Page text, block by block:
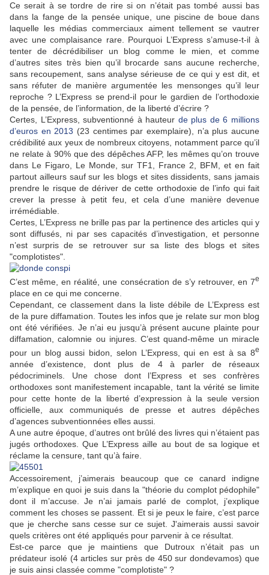
Ce serait à se tordre de rire si on n’était pas tombé aussi bas
dans la fange de la pensée unique, une piscine de boue dans
laquelle les médias commerciaux aiment tellement se vautrer
avec une complaisance rare. Pourquoi L’Express s’amuse-t-il à
tenter de décrédibiliser un blog comme le mien, et comme
d’autres sites très bien qu’il brocarde sans aucune recherche,
sans recoupement, sans analyse sérieuse de ce qui y est dit, et
sans réfuter de manière argumentée les mensonges qu’il leur
reproche ? L’Express se prend-il pour le gardien de l’orthodoxie
de la pensée, de l’information, de la liberté d’écrire ?
Certes, L’Express, subventionné à hauteur de plus de 6 millions
d’euros en 2013 (23 centimes par exemplaire), n’a plus aucune
crédibilité aux yeux de nombreux citoyens, notamment parce qu’il
ne relate à 90% que des dépêches AFP, les mêmes qu’on trouve
dans Le Figaro, Le Monde, sur TF1, France 2, BFM, et en fait
partout ailleurs sauf sur les blogs et sites dissidents, sans jamais
prendre le risque de dériver de cette orthodoxie de l’info qui fait
crever la presse à petit feu, et cela d’une manière devenue
irrémédiable.
Certes, L’Express ne brille pas par la pertinence des articles qui y
sont diffusés, ni par ses capacités d’investigation, et personne
n’est surpris de se retrouver sur sa liste des blogs et sites
"complotistes".
C’est même, en réalité, une consécration de s’y retrouver, en 7e
place en ce qui me concerne.
Cependant, ce classement dans la liste débile de L’Express est
de la pure diffamation. Toutes les infos que je relate sur mon blog
ont été vérifiées. Je n’ai eu jusqu’à présent aucune plainte pour
diffamation, calomnie ou injures. C’est quand-même un miracle
pour un blog aussi bidon, selon L’Express, qui en est à sa 8e
année d’existence, dont plus de 4 à parler de réseaux
pédocriminels. Une chose dont l’Express et ses confrères
orthodoxes sont manifestement incapable, tant la vérité se limite
pour cette honte de la liberté d’expression à la seule version
officielle, aux communiqués de presse et autres dépêches
d’agences subventionnées elles aussi.
A une autre époque, d’autres ont brûlé des livres qui n’étaient pas
jugés orthodoxes. Que L’Express aille au bout de sa logique et
réclame la censure, tant qu’à faire.
Accessoirement, j’aimerais beaucoup que ce canard indigne
m’explique en quoi je suis dans la "théorie du complot pédophile"
dont il m’accuse. Je n’ai jamais parlé de complot, j’explique
comment les choses se passent. Et si je peux le faire, c’est parce
que je cherche sans cesse sur ce sujet. J'aimerais aussi savoir
quels critères ont été appliqués pour parvenir à ce résultat.
Est-ce parce que je maintiens que Dutroux n’était pas un
prédateur isolé (4 articles sur près de 450 sur dondevamos) que
je suis ainsi classée comme "complotiste" ?